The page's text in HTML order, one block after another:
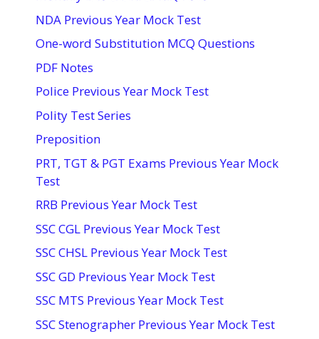
NDA Previous Year Mock Test
One-word Substitution MCQ Questions
PDF Notes
Police Previous Year Mock Test
Polity Test Series
Preposition
PRT, TGT & PGT Exams Previous Year Mock
Test
RRB Previous Year Mock Test
SSC CGL Previous Year Mock Test
SSC CHSL Previous Year Mock Test
SSC GD Previous Year Mock Test
SSC MTS Previous Year Mock Test
SSC Stenographer Previous Year Mock Test